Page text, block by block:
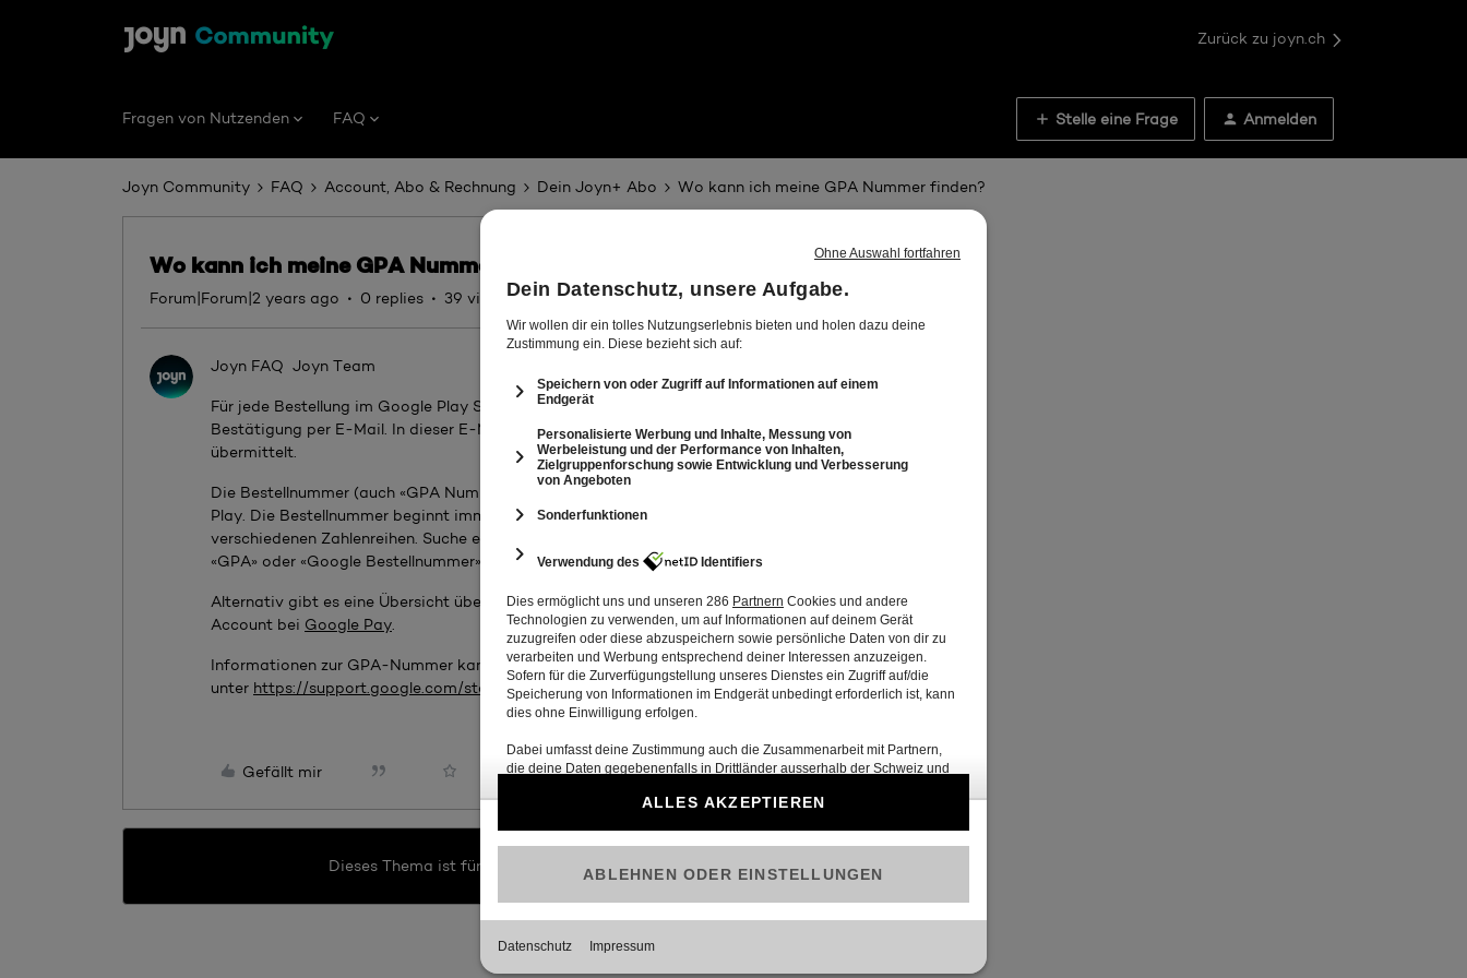
Zurück zu joyn.ch
Fragen von Nutzenden FAQ Stelle eine Frage Anmelden
Joyn Community FAQ Account, Abo & Rechnung Dein Joyn+ Abo Wo kann ich meine GPA Nummer finden?
Wo kann ich meine GPA Nummer finden?
Forum|Forum|2 years ago 0 replies 39 views
Joyn FAQ Joyn Team
Für jede Bestellung im Google Play Store erhältst du automatisch von Google eine
Bestätigung per E-Mail. In dieser E-Mail wird dir die Bestellnummer und ein Rechnungsbeleg
übermittelt.
Die Bestellnummer (auch «GPA Nummer
) findest du in der Bestätigungsmail von Google
Play. Die Bestellnummer beginnt immer mit den Buchstaben
verschiedenen Zahlenreihen. Suche einfach in deinem E-Mail-Account mit dem Begriff
«GPA» oder «Google Bestellnummer»
Alternativ gibt es eine Übersicht über deine getätigten Einkäufe und Zahlungen in deinem
Account bei Google Pay
Informationen zur GPA-Nummer kannst du auch direkt bei Google erhalten
unter https://support.google.com/store/answer/13714320.
Gefällt mir Teilen
Dieses Thema ist für neue Kommentare geschlossen.